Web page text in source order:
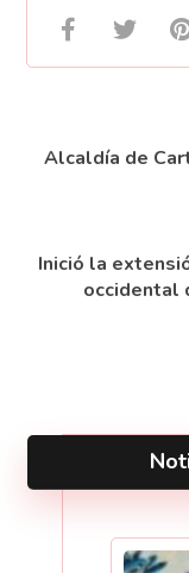
Alcaldía de
Inició la
occidental